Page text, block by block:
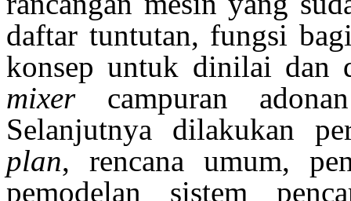
daftar tuntutan, fungsi
konsep untuk dinilai dan
mixercampuran
Selanjutnya dilakukan
plan, rencana umum,
pemodelan sistem